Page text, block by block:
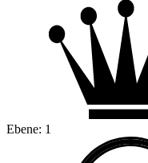
Ebene: 1